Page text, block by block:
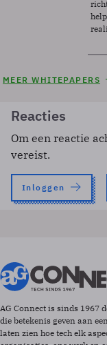
MEER WHITEPAPERS
Reacties
Om een reactie
vereist.
Inloggen
AG Connect is sinds 1967
die betekenis geven aan
laten zien hoe tech elk